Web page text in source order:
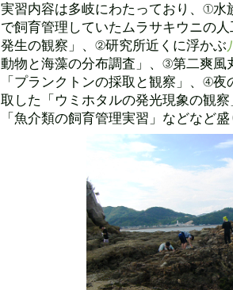
実習内容は多岐にわたっており、①水
で飼育管理していたムラサキウニの
発生の観察」、②研究所近くに浮かぶ
動物と海藻の分布調査」、③第二爽風
「プランクトンの採取と観察」、④
取した「ウミホタルの発光現象の観
「魚介類の飼育管理実習」などなど